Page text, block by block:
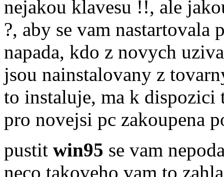
nejakou klavesu !!, ale
?, aby se vam nastartovala
napada, kdo z novych
jsou nainstalovany z
to instaluje, ma k dispozici
pro novejsi pc zakoupena
pustit win95 se vam
neco takoveho vam to